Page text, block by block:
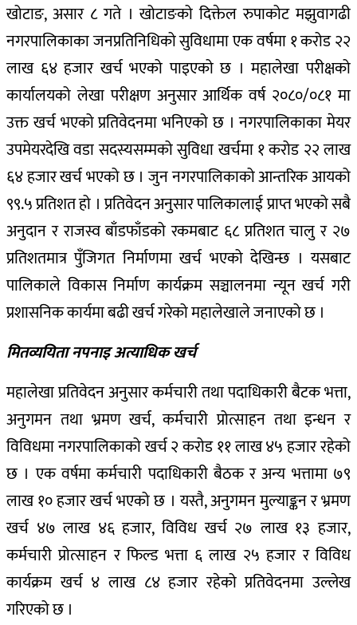
खोटाङ, असार ८ गते । खोटाङको दिक्तेल रुपाकोट मझुवागढी
नगरपालिकाका जनप्रतिनिधिको सुविधामा एक वर्षमा १ करोड २२
लाख ६४ हजार खर्च भएको पाइएको छ । महालेखा परीक्षको
कार्यालयको लेखा परीक्षण अनुसार आर्थिक वर्ष २०८०/०८१ मा
उक्त खर्च भएको प्रतिवेदनमा भनिएको छ । नगरपालिकाका मेयर
उपमेयरदेखि वडा सदस्यसम्मको सुविधा खर्चमा १ करोड २२ लाख
६४ हजार खर्च भएको छ । जुन नगरपालिकाको आन्तरिक आयको
९९.५ प्रतिशत हो ।प्रतिवेदन अनुसार पालिकालाई प्राप्त भएको सबै
अनुदान र राजस्व बाँडफाँडको रकमबाट ६८ प्रतिशत चालु र २७
प्रतिशतमात्र पुँजिगत निर्माणमा खर्च भएको देखिन्छ । यसबाट
पालिकाले विकास निर्माण कार्यक्रम सञ्चालनमा न्यून खर्च गरी
प्रशासनिक कार्यमा बढी खर्च गरेको महालेखाले जनाएको छ ।
मितव्ययिता नपनाइ अत्याधिक खर्च
महालेखा प्रतिवेदन अनुसार कर्मचारी तथा पदाधिकारी बैटक भत्ता,
अनुगमन तथा भ्रमण खर्च, कर्मचारी प्रोत्साहन तथा इन्धन र
विविधमा नगरपालिकाको खर्च २ करोड ११ लाख ४५ हजार रहेको
छ । एक वर्षमा कर्मचारी पदाधिकारी बैठक र अन्य भत्तामा ७९
लाख १० हजार खर्च भएको छ । यस्तै, अनुगमन मुल्याङ्कन र भ्रमण
खर्च ४७ लाख ४६ हजार, विविध खर्च २७ लाख १३ हजार,
कर्मचारी प्रोत्साहन र फिल्ड भत्ता ६ लाख २५ हजार र विविध
कार्यक्रम खर्च ४ लाख ८४ हजार रहेको प्रतिवेदनमा उल्लेख
गरिएको छ ।